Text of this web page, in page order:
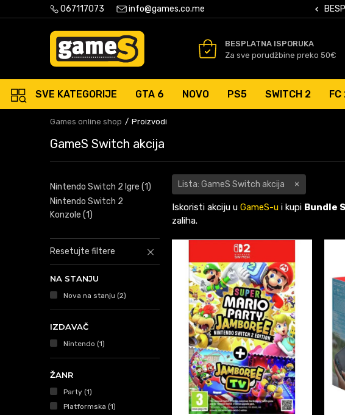
067117073 info@games.co.me
ISPORUKA PORUDŽBINA PREKO 50 EURSIGURNO PLAĆANJE PLATNIM KARTICAMA
BESPLATNA ISPORUKA
Za sve porudžbine preko 50€
SVE KATEGORIJE GTA 6 NOVO PS5 SWITCH 2 FC
Games online shop Proizvodi
GameS Switch akcija
Nintendo Switch 2 Igre (1)
Nintendo Switch 2
Konzole (1)
Resetujte filtere
NA STANJU
Nova na stanju (2)
IZDAVAČ
Nintendo (1)
ŽANR
Party (1)
Platformska (1)
Lista: GameS Switch akcija
Iskoristi akciju u GameS-u i kupi Bundle
zaliha.